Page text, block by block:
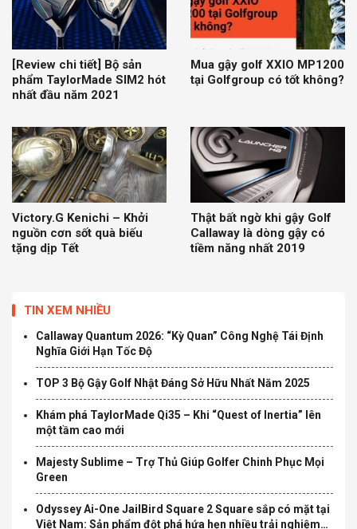
[Review chi tiết] Bộ sản
phẩm TaylorMade SIM2 hót
nhất đầu năm 2021
Mua gậy golf XXIO MP1200
tại Golfgroup có tốt không?
Victory.G Kenichi – Khởi
nguồn cơn sốt quà biếu
tặng dịp Tết
Thật bất ngờ khi gậy Golf
Callaway là dòng gậy có
tiềm năng nhất 2019
TIN XEM NHIỀU
Callaway Quantum 2026: “Kỳ Quan” Công Nghệ Tái Định
Nghĩa Giới Hạn Tốc Độ
TOP 3 Bộ Gậy Golf Nhật Đáng Sở Hữu Nhất Năm 2025
Khám phá TaylorMade Qi35 – Khi “Quest of Inertia” lên
một tầm cao mới
Majesty Sublime – Trợ Thủ Giúp Golfer Chinh Phục Mọi
Green
Odyssey Ai-One JailBird Square 2 Square sắp có mặt tại
Việt Nam: Sản phẩm đột phá hứa hẹn nhiều trải nghiệm